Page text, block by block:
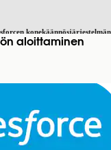
Ei nytaloittaminen